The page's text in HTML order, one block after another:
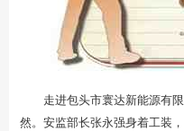
走进包头市寰达新能源有
然。安监部长张永强身着工装